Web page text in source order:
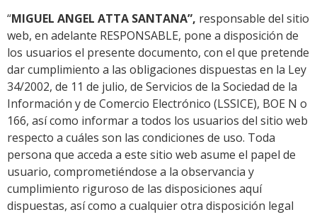
“MIGUEL ANGEL ATTA SANTANA”, responsable del sitio
web, en adelante RESPONSABLE, pone a disposición de
los usuarios el presente documento, con el que pretende
dar cumplimiento a las obligaciones dispuestas en la Ley
34/2002, de 11 de julio, de Servicios de la Sociedad de la
Información y de Comercio Electrónico (LSSICE), BOE N o
166, así como informar a todos los usuarios del sitio web
respecto a cuáles son las condiciones de uso. Toda
persona que acceda a este sitio web asume el papel de
usuario, comprometiéndose a la observancia y
cumplimiento riguroso de las disposiciones aquí
dispuestas, así como a cualquier otra disposición legal